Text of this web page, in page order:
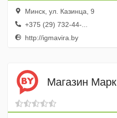
Минск, ул. Казинца, 9
+375 (29) 732-44-...
http://igmavira.by
Магазин